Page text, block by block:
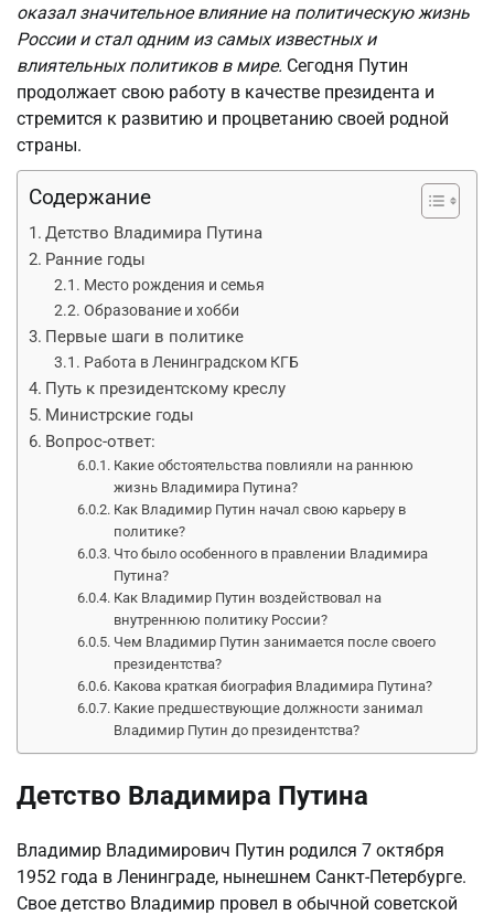
оказал значительное влияние на политическую жизнь
России и стал одним из самых известных и
влиятельных политиков в мире. Сегодня Путин
продолжает свою работу в качестве президента и
стремится к развитию и процветанию своей родной
страны.
Содержание
Детство Владимира Путина
Ранние годы
Место рождения и семья
Образование и хобби
Первые шаги в политике
Работа в Ленинградском КГБ
Путь к президентскому креслу
Министрские годы
Вопрос-ответ:
Какие обстоятельства повлияли на раннюю
жизнь Владимира Путина?
Как Владимир Путин начал свою карьеру в
политике?
Что было особенного в правлении Владимира
Путина?
Как Владимир Путин воздействовал на
внутреннюю политику России?
Чем Владимир Путин занимается после своего
президентства?
Какова краткая биография Владимира Путина?
Какие предшествующие должности занимал
Владимир Путин до президентства?
Детство Владимира Путина
Владимир Владимирович Путин родился 7 октября
1952 года в Ленинграде, нынешнем Санкт-Петербурге.
Свое детство Владимир провел в обычной советской